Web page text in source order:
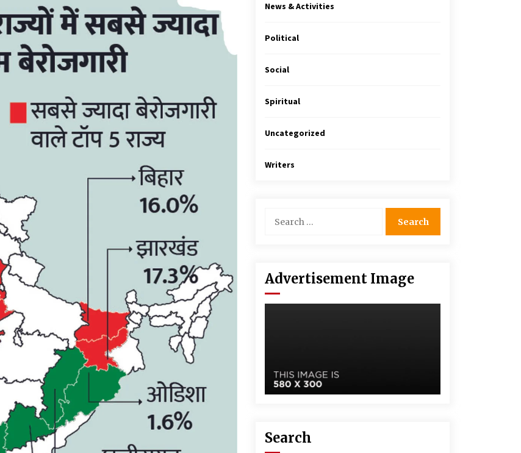
News & Activities
Political
Social
Spiritual
Uncategorized
Writers
Advertisement Image
Search